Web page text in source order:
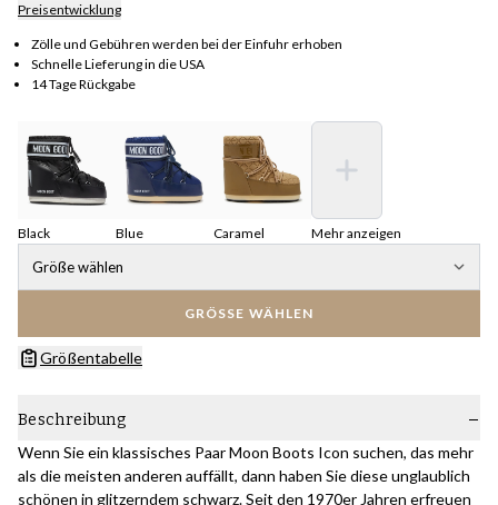
Preisentwicklung
Zölle und Gebühren werden bei der Einfuhr erhoben
Schnelle Lieferung in die USA
14 Tage Rückgabe
Black Blue Caramel Mehr anzeigen
Größe wählen
GRÖSSE WÄHLEN
Größentabelle
Beschreibung
Wenn Sie ein klassisches Paar Moon Boots Icon suchen, das mehr
als die meisten anderen auffällt, dann haben Sie diese unglaublich
schönen in glitzerndem schwarz. Seit den 1970er Jahren erfreuen